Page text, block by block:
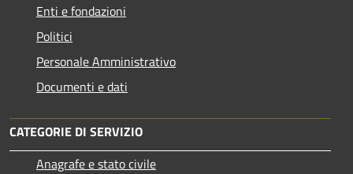
Enti e fondazioni
Politici
Personale Amministrativo
Documenti e dati
CATEGORIE DI SERVIZIO
Anagrafe e stato civile